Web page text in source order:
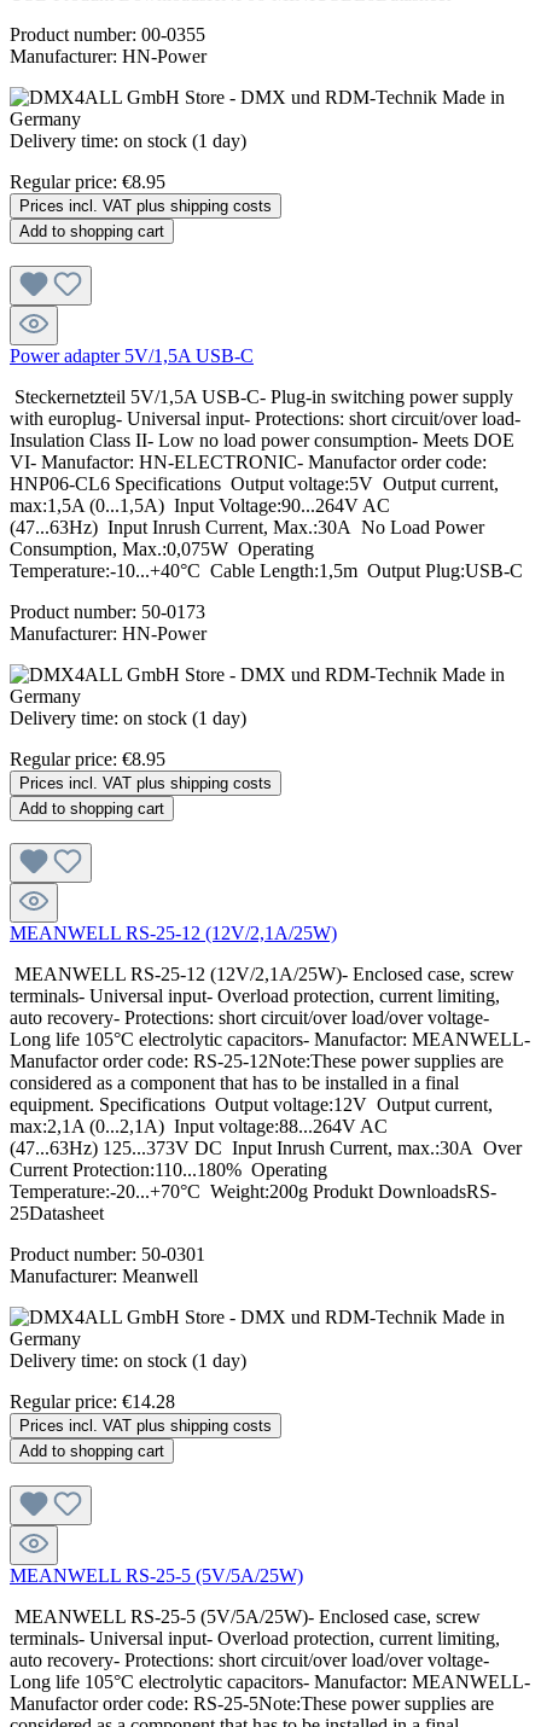
Product number: 00-0355
Manufacturer: HN-Power
Delivery time: on stock (1 day)
Regular price: €8.95
Prices incl. VAT plus shipping costs
Add to shopping cart
Power adapter 5V/1,5A USB-C
Steckernetzteil 5V/1,5A USB-C- Plug-in switching power supply
with europlug- Universal input- Protections: short circuit/over load-
Insulation Class II- Low no load power consumption- Meets DOE
VI- Manufactor: HN-ELECTRONIC- Manufactor order code:
HNP06-CL6 Specifications Output voltage:5V Output current,
max:1,5A (0...1,5A) Input Voltage:90...264V AC
(47...63Hz) Input Inrush Current, Max.:30A No Load Power
Consumption, Max.:0,075W Operating
Temperature:-10...+40°C Cable Length:1,5m Output Plug:USB-C
Product number: 50-0173
Manufacturer: HN-Power
Delivery time: on stock (1 day)
Regular price: €8.95
Prices incl. VAT plus shipping costs
Add to shopping cart
MEANWELL RS-25-12 (12V/2,1A/25W)
MEANWELL RS-25-12 (12V/2,1A/25W)- Enclosed case, screw
terminals- Universal input- Overload protection, current limiting,
auto recovery- Protections: short circuit/over load/over voltage-
Long life 105°C electrolytic capacitors- Manufactor: MEANWELL-
Manufactor order code: RS-25-12Note:These power supplies are
considered as a component that has to be installed in a final
equipment. Specifications Output voltage:12V Output current,
max:2,1A (0...2,1A) Input voltage:88...264V AC
(47...63Hz) 125...373V DC Input Inrush Current, max.:30A Over
Current Protection:110...180% Operating
Temperature:-20...+70°C Weight:200g Produkt DownloadsRS-
25Datasheet
Product number: 50-0301
Manufacturer: Meanwell
Delivery time: on stock (1 day)
Regular price: €14.28
Prices incl. VAT plus shipping costs
Add to shopping cart
MEANWELL RS-25-5 (5V/5A/25W)
MEANWELL RS-25-5 (5V/5A/25W)- Enclosed case, screw
terminals- Universal input- Overload protection, current limiting,
auto recovery- Protections: short circuit/over load/over voltage-
Long life 105°C electrolytic capacitors- Manufactor: MEANWELL-
Manufactor order code: RS-25-5Note:These power supplies are